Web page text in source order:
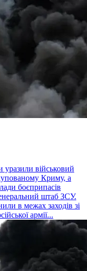
військовий
Криму, а
боєприпасів
штаб ЗСУ.
в межах заходів зі
армії...